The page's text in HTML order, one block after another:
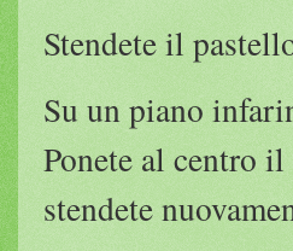
Stendete il
Su un piano
Ponete al centro
stendete